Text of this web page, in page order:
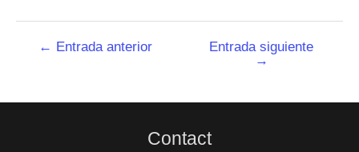
Navegación
← Entrada anterior
Entrada siguiente
→
Contact